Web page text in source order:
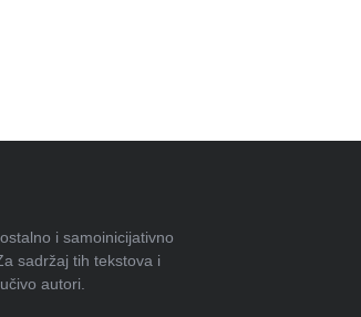
i samoinicijativno
sadržaj tih tekstova i
autori.